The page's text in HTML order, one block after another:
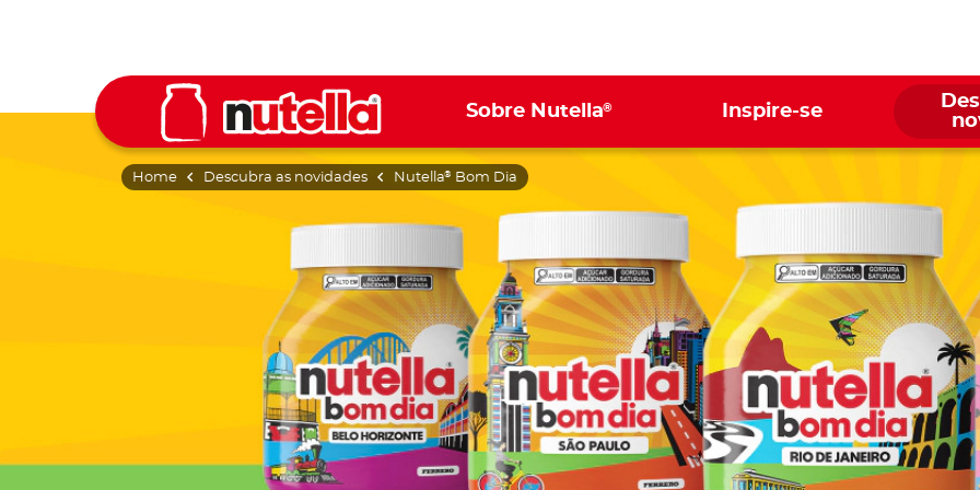
Sobre Nutella® Inspire-se
Home Descubra as novidades Nutella® Bom Dia